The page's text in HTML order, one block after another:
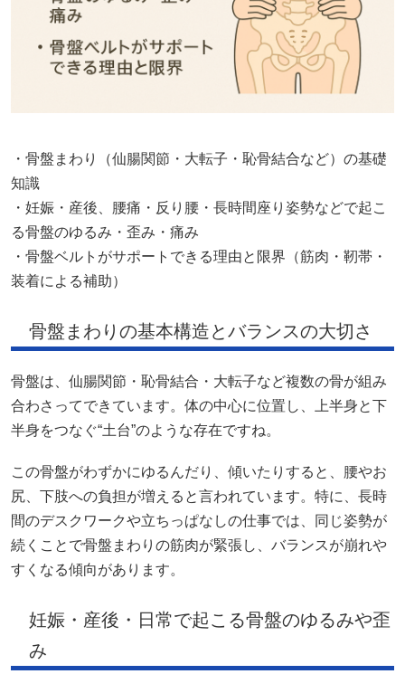
・骨盤まわり（仙腸関節・大転子・恥骨結合など）の基礎
知識
・妊娠・産後、腰痛・反り腰・長時間座り姿勢などで起こ
る骨盤のゆるみ・歪み・痛み
・骨盤ベルトがサポートできる理由と限界（筋肉・靭帯・
装着による補助）
骨盤まわりの基本構造とバランスの大切さ
骨盤は、仙腸関節・恥骨結合・大転子など複数の骨が組み
合わさってできています。体の中心に位置し、上半身と下
半身をつなぐ“土台”のような存在ですね。
この骨盤がわずかにゆるんだり、傾いたりすると、腰やお
尻、下肢への負担が増えると言われています。特に、長時
間のデスクワークや立ちっぱなしの仕事では、同じ姿勢が
続くことで骨盤まわりの筋肉が緊張し、バランスが崩れや
すくなる傾向があります。
妊娠・産後・日常で起こる骨盤のゆるみや歪
み